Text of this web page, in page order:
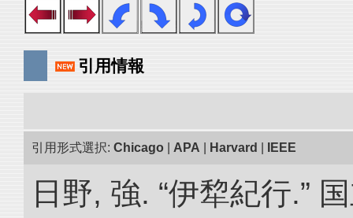
引用情報
引用形式選択: Chicago APA Harvard IEEE
日野, 強. “伊犂紀行.”